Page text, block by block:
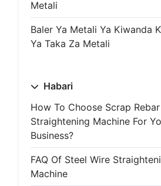
Metali
Baler Ya Metali Ya Kiwanda
Ya Taka Za Metali
Habari
How To Choose Scrap Rebar
Straightening Machine For
Business?
FAQ Of Steel Wire
Machine